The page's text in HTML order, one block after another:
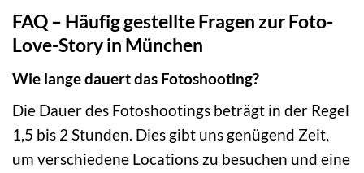
FAQ – Häufig gestellte Fragen zur Foto-
Love-Story in München
Wie lange dauert das Fotoshooting?
Die Dauer des Fotoshootings beträgt in der Regel
1,5 bis 2 Stunden. Dies gibt uns genügend Zeit,
um verschiedene Locations zu besuchen und eine